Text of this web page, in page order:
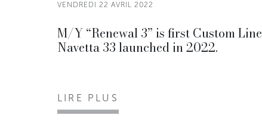
VENDREDI 22 AVRIL 2022
M/Y “Renewal 3” is first Custom Line
Navetta 33 launched in 2022.
LIRE PLUS